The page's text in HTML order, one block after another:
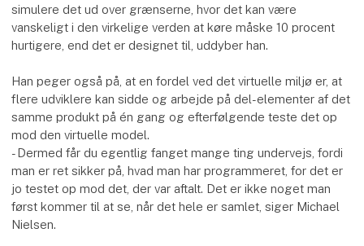
simulere det ud over grænserne, hvor det kan være
vanskeligt i den virkelige verden at køre måske 10 procent
hurtigere, end det er designet til, uddyber han.
Han peger også på, at en fordel ved det virtuelle miljø er, at
flere udviklere kan sidde og arbejde på del-elementer af det
samme produkt på én gang og efterfølgende teste det op
mod den virtuelle model.
- Dermed får du egentlig fanget mange ting undervejs, fordi
man er ret sikker på, hvad man har programmeret, for det er
jo testet op mod det, der var aftalt. Det er ikke noget man
først kommer til at se, når det hele er samlet, siger Michael
Nielsen.